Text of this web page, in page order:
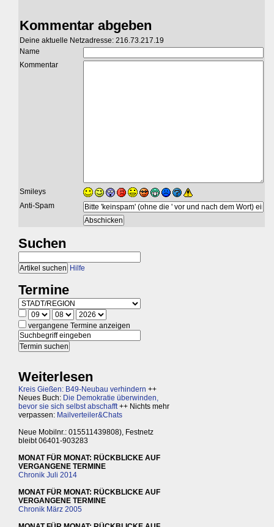
Kommentar abgeben
Deine aktuelle Netzadresse: 216.73.217.19
Name
Kommentar
Smileys
Anti-Spam
Suchen
Hilfe
Termine
vergangene Termine anzeigen
Weiterlesen
Kreis Gießen: B49-Neubau verhindern ++
Neues Buch: Die Demokratie überwinden,
bevor sie sich selbst abschafft++ Nichts mehr
verpassen: Mailverteiler&Chats
Neue Mobilnr.: 015511439808), Festnetz
bleibt 06401-903283
MONAT FÜR MONAT: RÜCKBLICKE AUF
VERGANGENE TERMINE
Chronik Juli 2014
MONAT FÜR MONAT: RÜCKBLICKE AUF
VERGANGENE TERMINE
Chronik März 2005